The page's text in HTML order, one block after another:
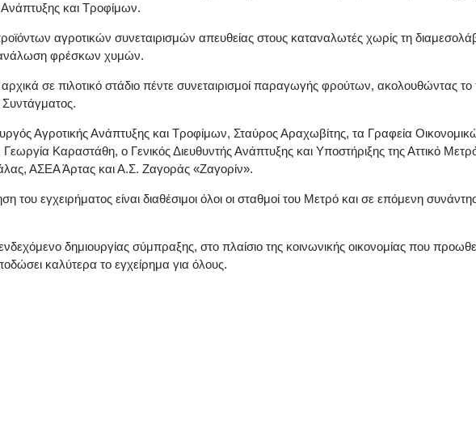
και Τροφίμων.
αγροτικών συνεταιρισμών απευθείας στους καταναλωτές χωρίς τη
φρέσκων χυμών.
σε πιλοτικό στάδιο πέντε συνεταιρισμοί παραγωγής φρούτων, ακολουθώντας
Αγροτικής Ανάπτυξης και Τροφίμων, Σταύρος Αραχωβίτης, τα Γραφεία
Καραστάθη, ο Γενικός Διευθυντής Ανάπτυξης και Υποστήριξης της Αττικό
ΑΣΕΑ Άρτας και Α.Σ. Ζαγοράς «Ζαγορίν».
του εγχειρήματος είναι διαθέσιμοι όλοι οι σταθμοί του Μετρό και σε επόμενη
δημιουργίας σύμπραξης, στο πλαίσιο της κοινωνικής οικονομίας που
καλύτερα το εγχείρημα για όλους.